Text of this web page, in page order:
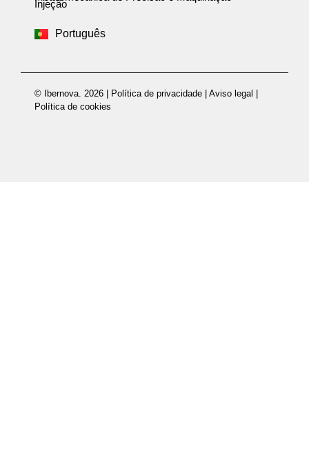
Injeção
Português
Deutsch
© Ibernova. 2026 | Política de privacidade Aviso legal
Política de cookies